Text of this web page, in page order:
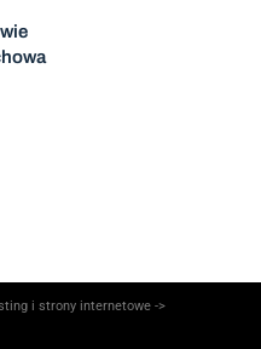
i strony internetowe ->